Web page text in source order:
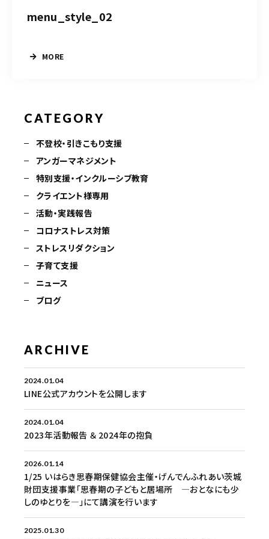
menu_style_02
MORE
CATEGORY
不登校・引きこもり支援
アンガーマネジメント
特別支援・インクルーシブ教育
クライエント様専用
活動・実践報告
コロナストレス対策
ストレスリダクション
子育て支援
ニュース
ブログ
ARCHIVE
2024.01.04
LINE公式アカウントを公開します
2024.01.04
2023年活動報告 ＆ 2024年の抱負
2026.01.14
1/25 いはらき思春期保健協会主催・げんでんふれあい茨城
財団支援事業「思春期の子どもと居場所 ―おとなにも少
しのゆとりを―」にて講演を行います
2025.01.30
ご予約はこちら